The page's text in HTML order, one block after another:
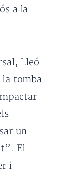
a la
Lleó
tomba
un
El
i